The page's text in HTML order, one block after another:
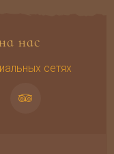
нас
сетях